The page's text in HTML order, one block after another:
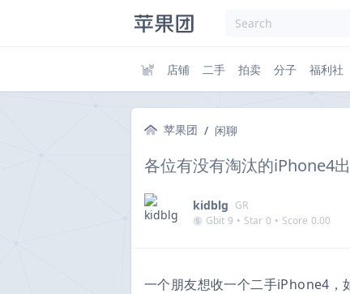
店铺 二手 拍卖 分子 福利社
苹果团 / 闲聊
各位有没有淘汰的iPhone4
kidblg GR
Gbit 9 • Star 0 • Score 0.00
一个朋友想收一个二手iPhone4，